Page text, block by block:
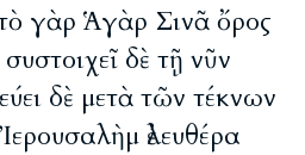
γὰρ Ἁγὰρ Σινᾶ ὄρος
συστοιχεῖ δὲ τῇ νῦν
δὲ μετὰ τῶν τέκνων
ἐλευθέρα